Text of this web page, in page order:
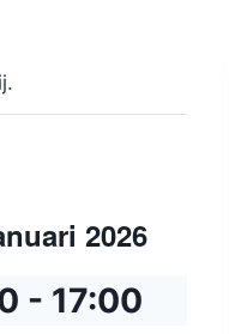
2026
- 17:00